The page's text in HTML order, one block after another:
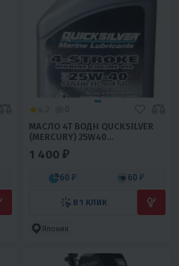
МАСЛО 4T ВОДН QUCKSILVER
(MERCURY) 25W40
ПОЛУСИНТЕТИКА 1Л
1 400 ₽
60 ₽ 60 ₽
В 1 КЛИК
Япония